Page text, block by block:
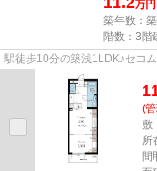
万円
築年数：
階数：3階
駅徒歩10分の築浅1LDK♪セコ
(
敷
所
間